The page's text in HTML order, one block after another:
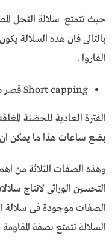
بالتالى فان هذه السلالة
الفاروا .
Short capping قصر مدة الحضنة المغلقة
بضع ساعات هذا ما يمكن ان
وهذه الصفات الثلاثة من
التحسين الوراثى لانتاج
الصفات موجودة فى سلالة
السلالة تتمتع بصفة